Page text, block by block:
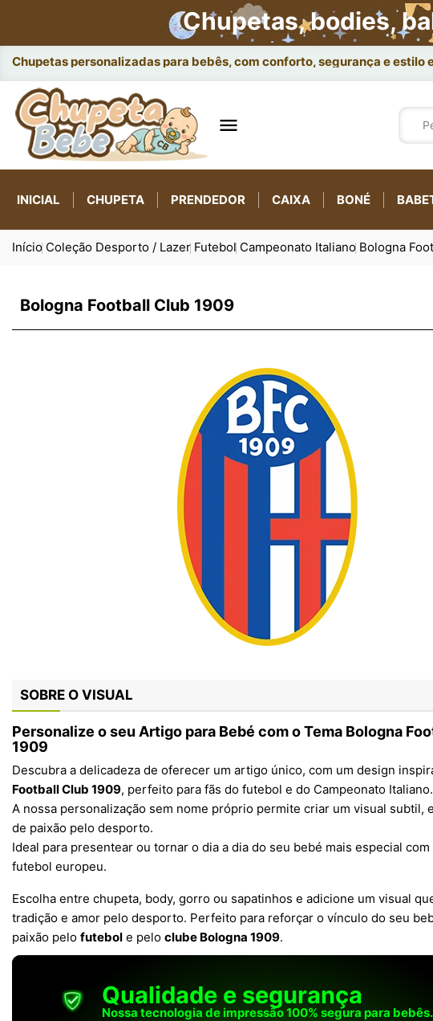
Chupetas, bodies,
Chupetas personalizadas para bebês, com conforto, segurança e estilo

INICIAL CHUPETA PRENDEDOR CAIXA BONÉ
Início Coleção Desporto / Lazer Futebol Campeonato Italiano Bologna
Bologna Football Club 1909
SOBRE O VISUAL
Personalize o seu Artigo para Bebé com o Tema Bologna
1909
Descubra a delicadeza de oferecer um artigo único, com um design
Football Club 1909, perfeito para fãs do futebol e do Campeonato Italiano.
A nossa personalização sem nome próprio permite criar um visual subtil,
de paixão pelo desporto.
Ideal para presentear ou tornar o dia a dia do seu bebé mais especial
futebol europeu.
Escolha entre chupeta, body, gorro ou sapatinhos e adicione um visual
tradição e amor pelo desporto. Perfeito para reforçar o vínculo do seu
paixão pelo futebol e pelo clube Bologna 1909.
Qualidade e segurança
Nossa tecnologia de impressão 100% segura para bebês.